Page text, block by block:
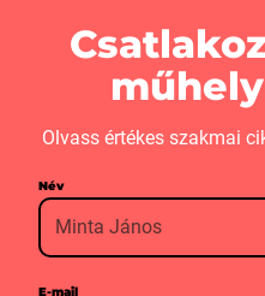
Olvass értékes szakmai
Név
E-mail